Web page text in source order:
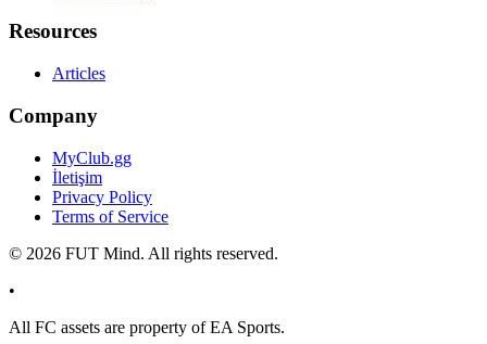
Resources
Articles
Company
MyClub.gg
İletişim
Privacy Policy
Terms of Service
© 2026 FUT Mind. All rights reserved.
•
All FC assets are property of EA Sports.